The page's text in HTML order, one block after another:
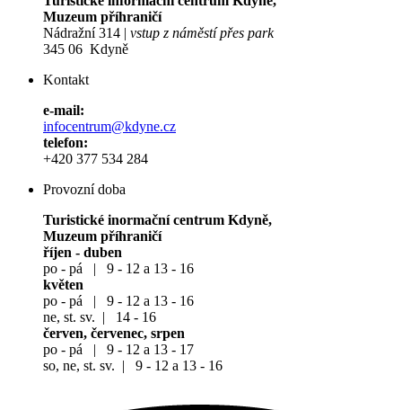
Muzeum příhraničí
Nádražní 314 | vstup z náměstí přes park
345 06 Kdyně
Kontakt
e-mail:
infocentrum@kdyne.cz
telefon:
+420 377 534 284
Provozní doba
Turistické inormační centrum Kdyně,
Muzeum příhraničí
říjen - duben
po - pá | 9 - 12 a 13 - 16
květen
po - pá | 9 - 12 a 13 - 16
ne, st. sv. | 14 - 16
červen, červenec, srpen
po - pá | 9 - 12 a 13 - 17
so, ne, st. sv. | 9 - 12 a 13 - 16